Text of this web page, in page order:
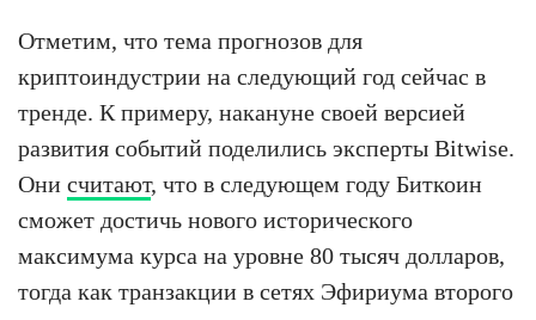
Отметим, что тема прогнозов для
криптоиндустрии на следующий год сейчас в
тренде. К примеру, накануне своей версией
развития событий поделились эксперты Bitwise.
Они считают, что в следующем году Биткоин
сможет достичь нового исторического
максимума курса на уровне 80 тысяч долларов,
тогда как транзакции в сетях Эфириума второго